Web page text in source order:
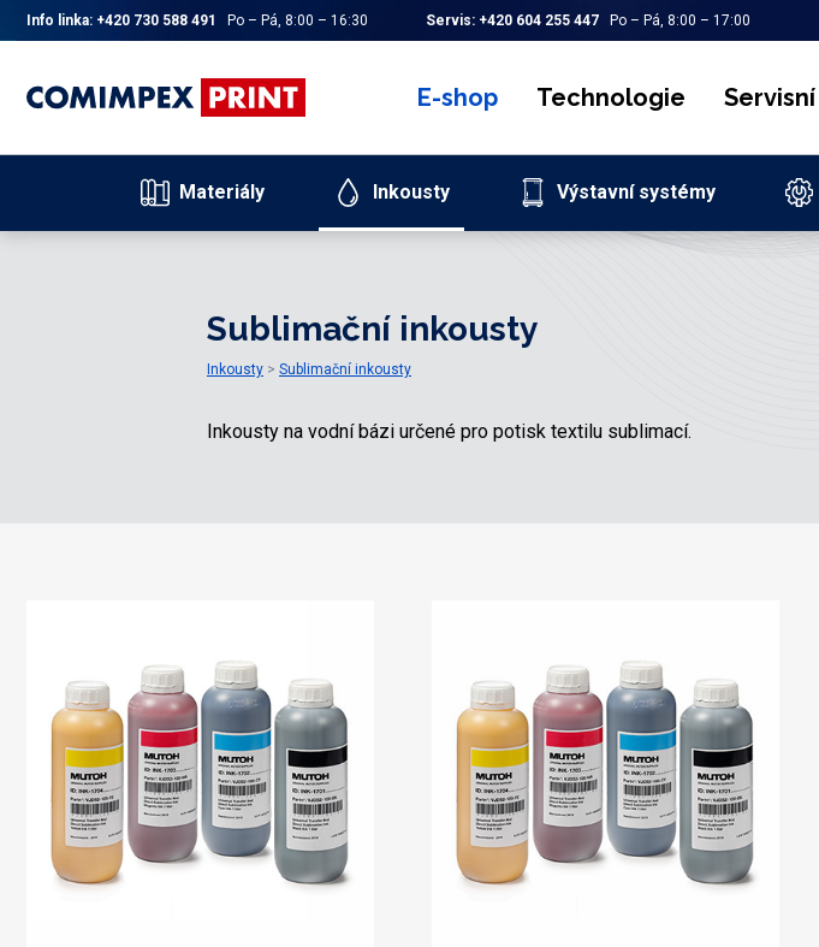
Info linka: +420 730 588 491 Po – Pá, 8:00 – 16:30 Servis: +420 604 255 447 Po – Pá, 8:00 – 17:00
E-shop Technologie
Materiály Inkousty Výstavní systémy
Sublimační inkousty
Inkousty Sublimační inkousty
Inkousty na vodní bázi určené pro potisk textilu sublimací.